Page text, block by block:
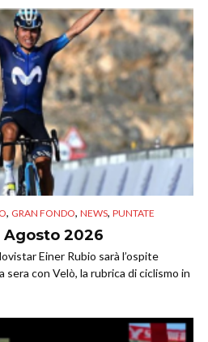
, GRAN FONDO, NEWS, PUNTATE
Agosto 2026
Einer Rubio sarà l’ospite
con Velò, la rubrica di ciclismo in